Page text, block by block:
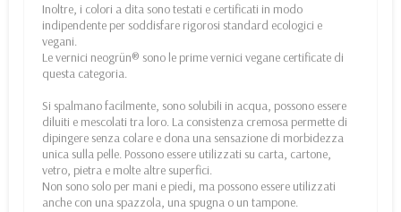
Inoltre, i colori a dita sono testati e certificati in modo
indipendente per soddisfare rigorosi standard ecologici e
vegani.
Le vernici neogrün® sono le prime vernici vegane certificate di
questa categoria.
Si spalmano facilmente, sono solubili in acqua, possono essere
diluiti e mescolati tra loro. La consistenza cremosa permette di
dipingere senza colare e dona una sensazione di morbidezza
unica sulla pelle. Possono essere utilizzati su carta, cartone,
vetro, pietra e molte altre superfici.
Non sono solo per mani e piedi, ma possono essere utilizzati
anche con una spazzola, una spugna o un tampone.